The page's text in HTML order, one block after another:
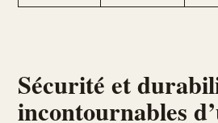
Sécurité et
incontournables